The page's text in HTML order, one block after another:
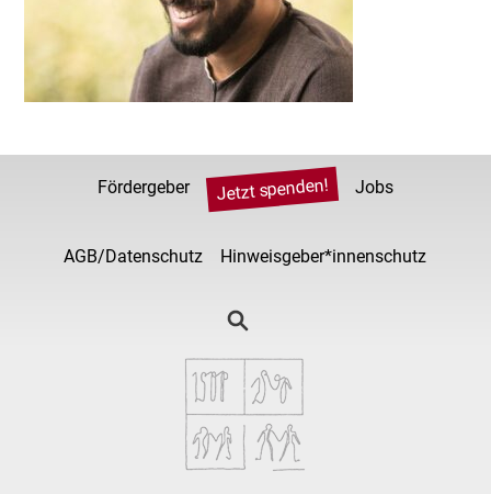
Fördergeber Jetzt spenden! Jobs
AGB/Datenschutz Hinweisgeber*innenschutz